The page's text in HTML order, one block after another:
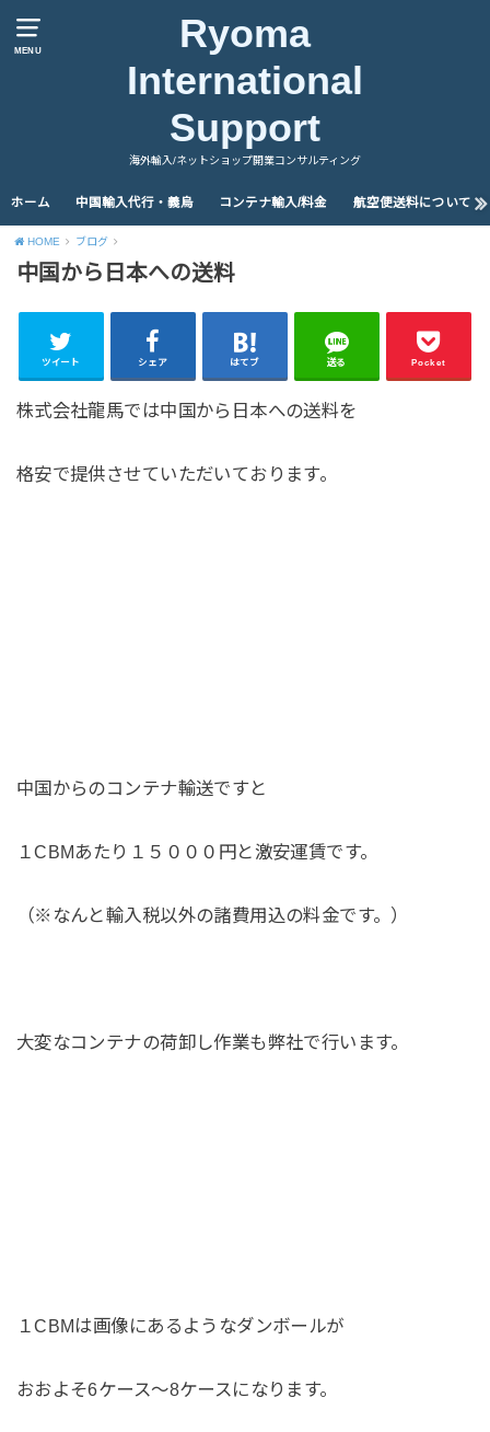
MENU
Ryoma
International
Support
海外輸入/ネットショップ開業コンサルティング
ホーム 中国輸入代行・義烏 コンテナ輸入/料金 航空便送料について
HOME ブログ
中国から日本への送料
ツイート シェア はてブ 送る Pocket
株式会社龍馬では中国から日本への送料を
格安で提供させていただいております。
中国からのコンテナ輸送ですと
１CBMあたり１５０００円と激安運賃です。
（※なんと輸入税以外の諸費用込の料金です。）
大変なコンテナの荷卸し作業も弊社で行います。
１CBMは画像にあるようなダンボールが
おおよそ6ケース～8ケースになります。